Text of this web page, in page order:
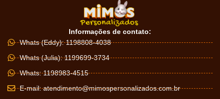
Informações de contato:
Whats (Eddy): 1198808-4038
Whats (Julia): 1199699-3734
Whats: 1198983-4515
E-mail:atendimento@mimospersonalizados.com.br